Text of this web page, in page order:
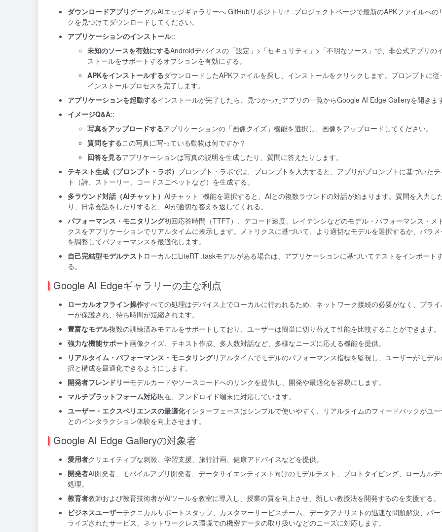
ダウンロードアプリ グーグルAIエッジギャラリーへ GitHubリポジトリ
.プロジェクトページで最新のAPKファイルへの
クを見つけてダウンロードしてください。
アプリケーションのインストール::
未知のソースを有効にするAndroidデバイスの「設定」>「セキュリティ」>「不明なソース」で、非公式アプリの
ストールをサポートするオプションを有効にする。
APKをインストールするダウンロードしたAPKファイルを探し、インストールをクリックします。プロンプトに従
インストールプロセスを完了します。
アプリケーションを起動するインストールが完了したら、見つかったアプリの一覧からGoogle AI Edge Galleryを開きます
イメージQ&A::
写真をアップロードするアプリケーションの「画像クイズ」機能を選択し、画像をアップロードしてください。
質問をするこの写真に写っている動物は何ですか？
回答を見るアプリケーションは写真の説明を生成したり、質問に答えたりします。
テキスト生成（プロンプト・ラボ） プロンプト・ラボでは、プロンプトを入力すると、アプリがプロンプトに基づいたテ
ト（詩、ストーリー、コードスニペットなど）を生成する。
多ラウンド対話（AIチャット） AIチャット "機能を選択すると、AIとの複数ラウンドの対話が始まります。質問を入力し
り、日常会話をしたりすると、AIが適切な答えを返してくれる。
パフォーマンス・モニタリング初回応答時間（TTFT）、デコード速度、レイテンシなどのモデル・パフォーマンス・メ
クスをアプリケーションでリアルタイムに表示します。メトリクスに基づいて、より適切なモデルを選択するか、パラメ
を調整してパフォーマンスを最適化します。
自己完結型モデルテスト ローカルにLiteRT .taskモデルがある場合は、アプリケーションに基づいてテストをインポート
る。
Google AI Edgeギャラリーの主な利点
ローカルオフライン操作すべての処理はデバイス上でローカルに行われるため、ネットワーク接続の必要がなく、プライ
ーが保護され、待ち時間が短縮されます。
豊富なモデル複数の訓練済みモデルをサポートしており、ユーザーは簡単に切り替えて性能を比較することができます。
強力な機能サポート画像クイズ、テキスト作成、多人数対話など、多様なニーズに応える機能を提供。
リアルタイム・パフォーマンス・モニタリングリアルタイムでモデルのパフォーマンス指標を監視し、ユーザーがモデル
択と構成を最適化できるようにします。
開発者フレンドリーモデルカードやソースコードへのリンクを提供し、開発や最適化を容易にします。
マルチプラットフォーム対応現在、アンドロイド端末に対応しています。
ユーザー・エクスペリエンスの最適化インターフェースはシンプルで使いやすく、リアルタイムのフィードバックがユー
とのインタラクション体験を向上させます。
Google AI Edge Galleryの対象者
愛用者クリエイティブな刺激、学習支援、旅行計画、健康アドバイスなどを提供。
開発者AI開発者、モバイルアプリ開発者、データサイエンティスト向けのモデルテスト、プロトタイピング、ローカルデ
処理。
教育者教師および教育技術者がAIツールを教室に導入し、授業の質を向上させ、新しい教授法を開発するのを支援する。
ビジネスユーザーテクニカルサポートスタッフ、カスタマーサービスチーム、データアナリストの迅速な問題解決、パー
ライズされたサービス、ネットワークレス環境での機密データの取り扱いなどのニーズに対応します。